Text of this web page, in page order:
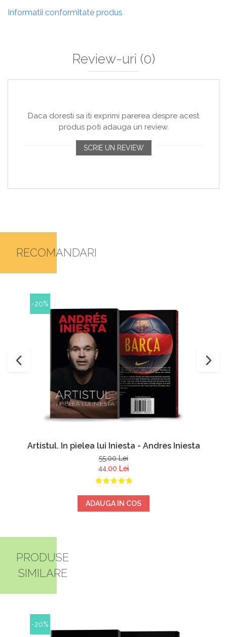
Informatii conformitate produs
Review-uri (0)
Daca doresti sa iti exprimi parerea despre acest
produs poti adauga un review.
SCRIE UN REVIEW
RECOMANDARI
-20%
Artistul. In pielea lui Iniesta - Andres Iniesta
55,00 Lei
44,00 Lei
ADAUGA IN COS
PRODUSE
SIMILARE
-20%